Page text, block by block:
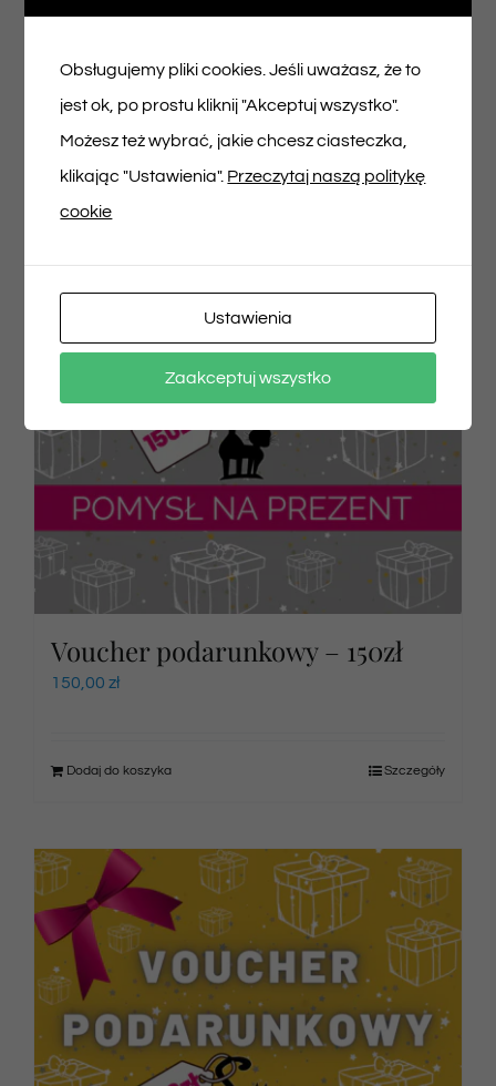
100,00zł
Dodaj do koszyka Szczegóły
Voucher podarunkowy – 150zł
150,00 zł
Dodaj do koszyka Szczegóły
Obsługujemy pliki cookies. Jeśli uważasz, że to
jest ok, po prostu kliknij "Akceptuj wszystko".
Możesz też wybrać, jakie chcesz ciasteczka,
klikając "Ustawienia". Przeczytaj naszą politykę
cookie
Ustawienia
Zaakceptuj wszystko